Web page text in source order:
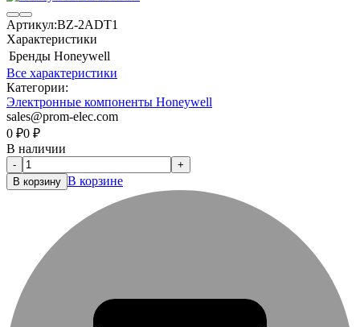
Артикул:BZ-2ADT1
Характеристики
Бренды Honeywell
Все характеристики
Категории:
Электронные компоненты Honeywell
sales@prom-elec.com
0 ₽0 ₽
В наличии
-
+
В корзину В корзине